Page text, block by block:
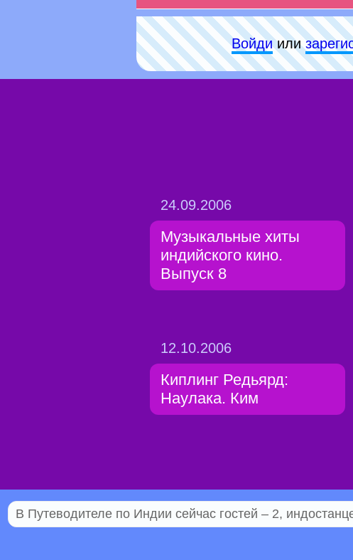
Войдиили
24.09.2006
Музыкальные хиты
индийского кино.
Выпуск 8
12.10.2006
Киплинг Редьярд:
Наулака. Ким
В Путеводителе по Индии сейчас гостей – 2,